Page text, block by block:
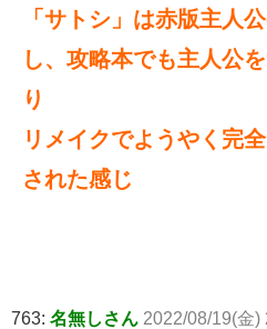
「サトシ」は赤版主人
し、攻略本でも主人公
り
リメイクでようやく完
された感じ
763: 名無しさん 2022/08/19(金)